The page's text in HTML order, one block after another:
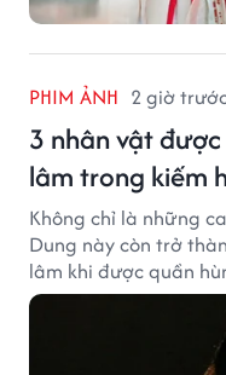
PHIM ẢNH 2 giờ
3 nhân vật
lâm trong kiếm
Không chỉ là những
Dung này còn trở
lâm khi được quần
chủ.